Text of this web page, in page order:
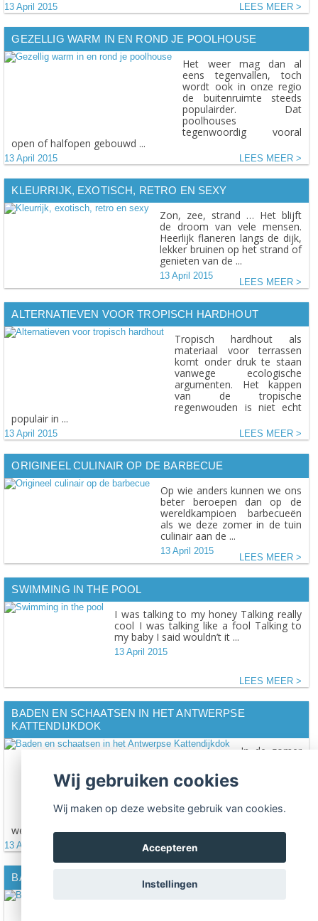
13 April 2015 LEES MEER
GEZELLIG WARM IN EN ROND JE POOLHOUSE
Het weer mag dan al
eens tegenvallen, toch
wordt ook in onze regio
de buitenruimte steeds
populairder. Dat
poolhouses
tegenwoordig vooral
open of halfopen gebouwd ...
13 April 2015 LEES MEER
KLEURRIJK, EXOTISCH, RETRO EN SEXY
Zon, zee, strand … Het blijft
de droom van vele mensen.
Heerlijk flaneren langs de dijk,
lekker bruinen op het strand of
genieten van de ...
13 April 2015
LEES MEER
ALTERNATIEVEN VOOR TROPISCH HARDHOUT
Tropisch hardhout als
materiaal voor terrassen
komt onder druk te staan
vanwege ecologische
argumenten. Het kappen
van de tropische
regenwouden is niet echt
populair in ...
13 April 2015 LEES MEER
ORIGINEEL CULINAIR OP DE BARBECUE
Op wie anders kunnen we ons
beter beroepen dan op de
wereldkampioen barbecueën
als we deze zomer in de tuin
culinair aan de ...
13 April 2015
LEES MEER
SWIMMING IN THE POOL
I was talking to my honey Talking really
cool I was talking like a fool Talking to
my baby I said wouldn’t it ...
13 April 2015
LEES MEER
BADEN EN SCHAATSEN IN HET ANTWERPSE
KATTENDIJKDOK
In de zomer
er op glad
welteverstaan, want het zwembad verandert dan in ...
13 April 2015
BADEN IN SFEER
Wij gebruiken cookies
Wij maken op deze website gebruik van cookies.
Accepteren
Instellingen